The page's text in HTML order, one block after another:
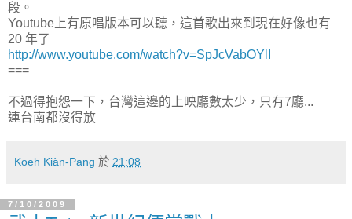
段。
Youtube上有原唱版本可以聽，這首歌出來到現在好像也有
20 年了
http://www.youtube.com/watch?v=SpJcVabOYlI
===
不過得抱怨一下，台灣這邊的上映廳數太少，只有7廳...
連台南都沒得放
Koeh Kiàn-Pang 於 21:08
7/10/2009